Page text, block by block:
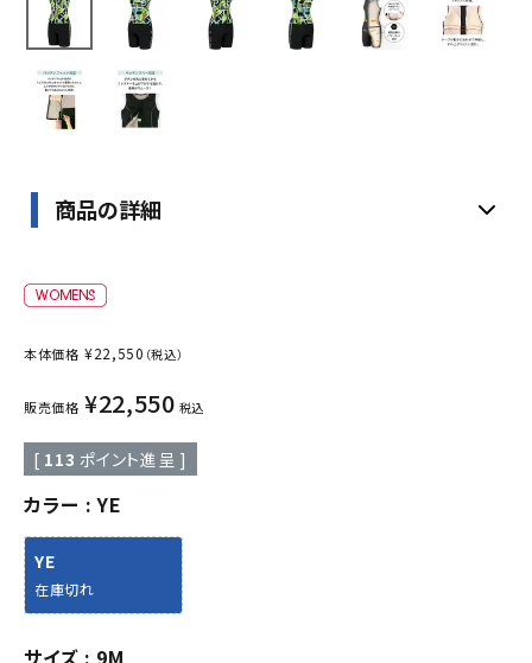
商品の詳細
本体価格 ¥22,550 （税込）
販売価格 ¥22,550 税込
[ 113 ポイント進呈 ]
カラー YE
YE
在庫切れ
サイズ 9M